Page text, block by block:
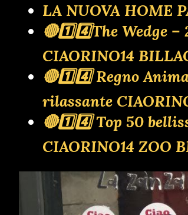
LA NUOVA HOME
🔴1️⃣4️⃣The Wedge
CIAORINO14
🔴1️⃣4️⃣ Regno
rilassante
🔴1️⃣4️⃣ Top 50
CIAORINO14 ZOO